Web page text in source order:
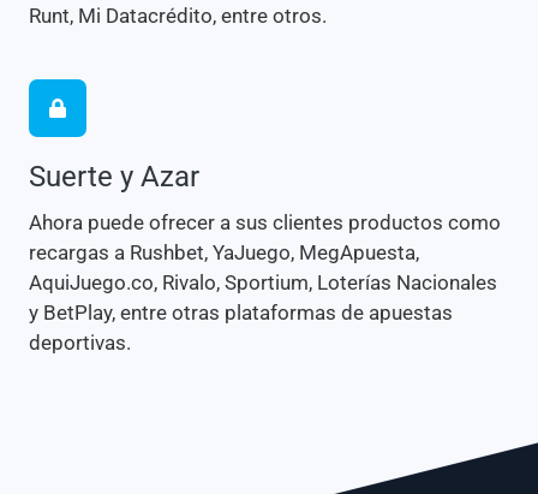
Runt, Mi Datacrédito, entre otros.
Suerte y Azar
Ahora puede ofrecer a sus clientes productos como
recargas a Rushbet, YaJuego, MegApuesta,
AquiJuego.co, Rivalo, Sportium, Loterías Nacionales
y BetPlay, entre otras plataformas de apuestas
deportivas.